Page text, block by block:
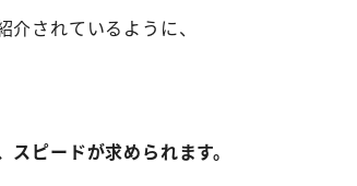
介されているように、
スピードが求められます。